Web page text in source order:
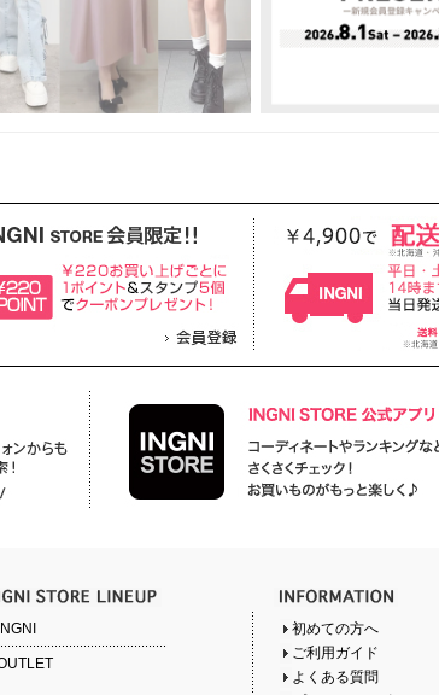
INGNI
初めての方へ
ご利用ガイド
よくある質問